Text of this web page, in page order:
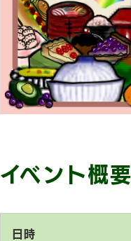
イベント概要
日時